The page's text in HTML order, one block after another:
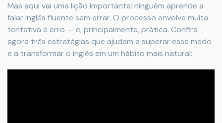
Mas aqui vai uma lição importante: ninguém aprende a
falar inglês fluente sem errar. O processo envolve muita
tentativa e erro — e, principalmente, prática. Confira
agora três estratégias que ajudam a superar esse medo
e a transformar o inglês em um hábito mais natural: